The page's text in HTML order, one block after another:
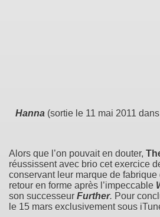
Hanna (sortie le 11 mai 2011
Alors que l’on pouvait en douter,
réussissent avec brio cet exercice
conservant leur marque de
retour en forme après l’impeccable
son successeur Further. Pour
le 15 mars exclusivement sous